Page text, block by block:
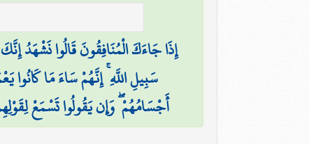
إِذَا جَاءَكَ الْمُنَافِقُونَ قَالُوا نَشْهَدُ
سَبِيلِ اللَّهِ ۚ إِنَّهُمْ سَاءَ مَا كَانُوا
أَجْسَامُهُمْ ۖ وَإِن يَقُولُوا تَسْمَعْ